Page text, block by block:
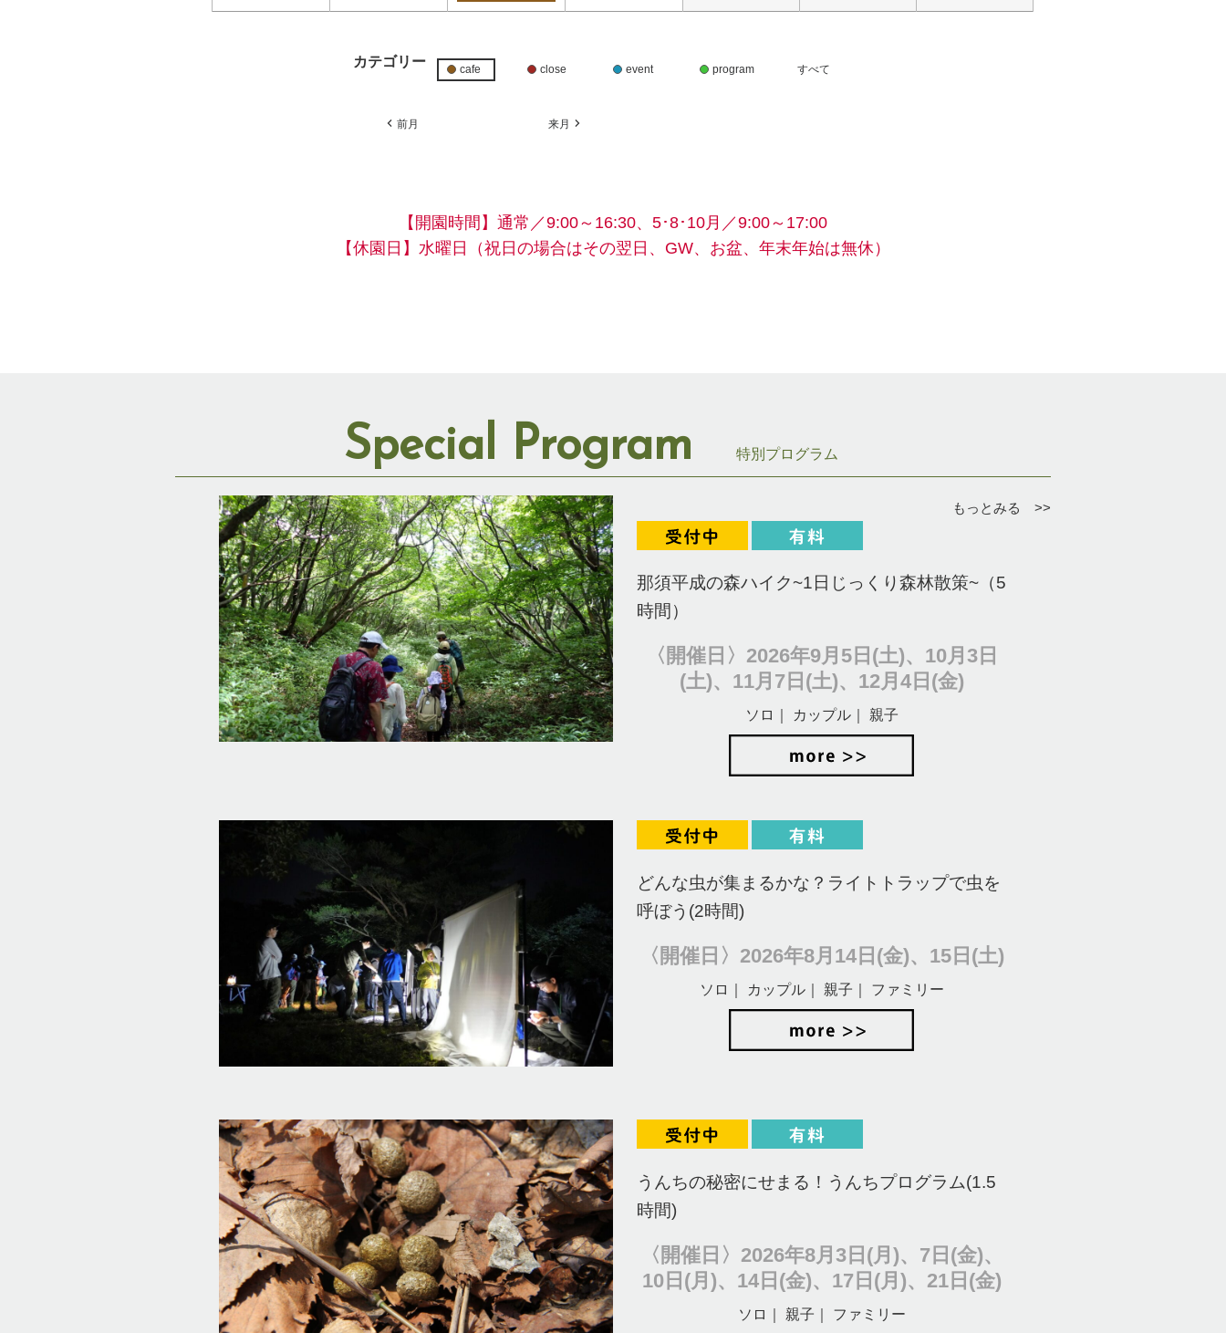
カテゴリー cafe close event program すべて
前月 来月
【開園時間】 通常／9:00～16:30、5･8･10月／9:00～17:00
【休園日】水曜日
（祝日の場合はその翌日、GW、お盆、年末年始は無休）
Special Program 特別プログラム
もっとみる >>
那須平成の森ハイク~1日じっくり森林散策~（5
時間）
〈開催日〉2026年9月5日(土)、10月3日
(土)、11月7日(土)、12月4日(金)
ソロ｜ カップル｜ 親子
どんな虫が集まるかな？ライトトラップで虫を
呼ぼう(2時間)
〈開催日〉2026年8月14日(金)、15日(土)
ソロ｜ カップル｜ 親子｜ ファミリー
うんちの秘密にせまる！うんちプログラム(1.5
時間)
〈開催日〉2026年8月3日(月)、7日(金)、
10日(月)、14日(金)、17日(月)、21日(金)
ソロ｜ 親子｜ ファミリー